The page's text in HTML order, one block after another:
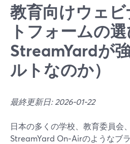
教育向けウェ
トフォームの
StreamYardが
ルトなのか）
最終更新日: 2026-01-22
日本の多くの学校、教育委員会
StreamYard On‑Airのようなブ